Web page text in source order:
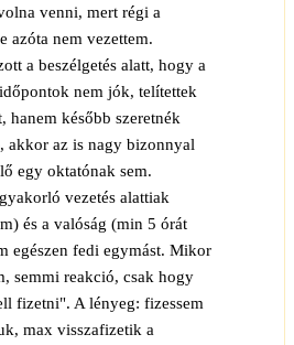
venni, mert régi a
azóta nem vezettem.
a beszélgetés alatt, hogy a
nem jók, telítettek
hanem később szeretnék
akkor az is nagy bizonnyal
egy oktatónak sem.
vezetés alattiak
és a valóság (min 5 órát
egészen fedi egymást. Mikor
semmi reakció, csak hogy
fizetni". A lényeg: fizessem
max visszafizetik a